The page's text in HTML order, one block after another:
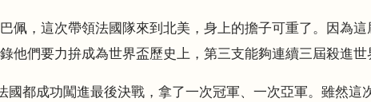
佩，這次帶領法國隊來到北美，身上的擔子可重了。因為
他們要力拚成為世界盃歷史上，第三支能夠連續三屆殺進世
都成功闖進最後決戰，拿了一次冠軍、一次亞軍。雖然這